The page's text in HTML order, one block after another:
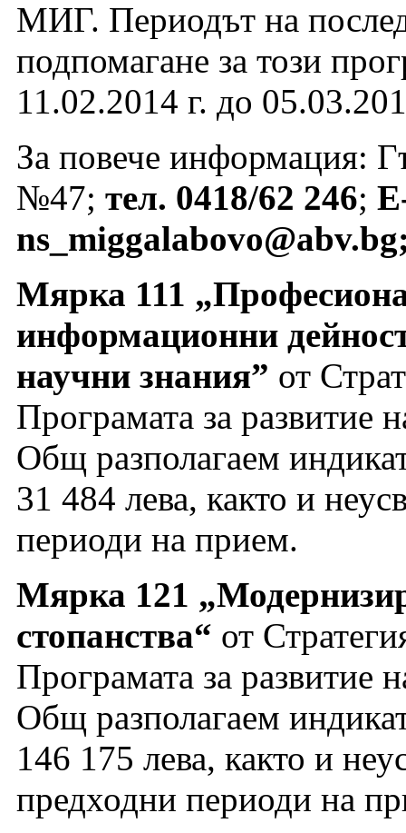
МИГ. Периодът на
подпомагане за този
11.02.2014 г. до
За повече информация:
№47; тел. 0418/62 246;
Мярка 111
информационни
научни знания” от
Програмата за развитие
Общ разполагаем
31 484 лева, както и
периоди на прием.
Мярка 121
стопанства“ от
Програмата за развитие
Общ разполагаем
146 175 лева, както и
предходни периоди на